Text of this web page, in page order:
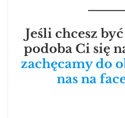
Jeśli chcesz
podoba Ci się
zachęcamy do
nas na